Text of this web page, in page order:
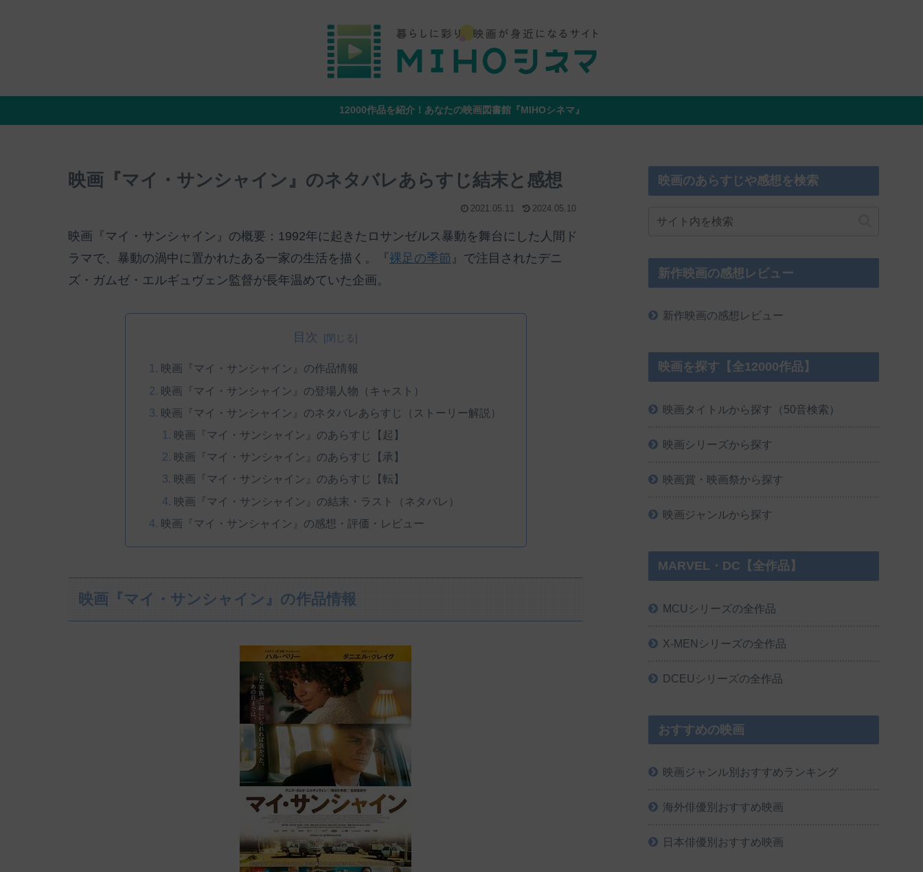
12000作品を紹介！あなたの映画図書館『MIHOシネマ』
映画『マイ・サンシャイン』のネタバレあらすじ結末と感想
2021.05.11 2024.05.10
映画『マイ・サンシャイン』の概要：1992年に起きたロサンゼルス暴動を舞台にした人間ド
ラマで、暴動の渦中に置かれたある一家の生活を描く。『裸足の季節 』で注目されたデニ
ズ・ガムゼ・エルギュヴェン監督が長年温めていた企画。
目次
映画『マイ・サンシャイン』の作品情報
映画『マイ・サンシャイン』の登場人物（キャスト）
映画『マイ・サンシャイン』のネタバレあらすじ（ストーリー解説）
映画『マイ・サンシャイン』のあらすじ【起】
映画『マイ・サンシャイン』のあらすじ【承】
映画『マイ・サンシャイン』のあらすじ【転】
映画『マイ・サンシャイン』の結末・ラスト（ネタバレ）
映画『マイ・サンシャイン』の感想・評価・レビュー
映画『マイ・サンシャイン』の作品情報
映画のあらすじや感想を検索
新作映画の感想レビュー
新作映画の感想レビュー
映画を探す【全12000作品】
映画タイトルから探す（50音検索）
映画シリーズから探す
映画賞・映画祭から探す
映画ジャンルから探す
MARVEL・DC【全作品】
MCUシリーズの全作品
X-MENシリーズの全作品
DCEUシリーズの全作品
おすすめの映画
映画ジャンル別おすすめランキング
海外俳優別おすすめ映画
日本俳優別おすすめ映画